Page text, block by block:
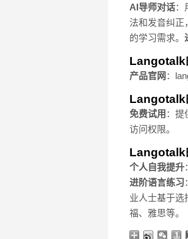
AI导师对话：
法和发音纠正
的学习需求。
Langotalk
产品官网 ：
Langotalk
免费试用 ：提
访问权限。
Langotalk
个人自我提升
进阶语言练习
业人士基于选
福、雅思等。